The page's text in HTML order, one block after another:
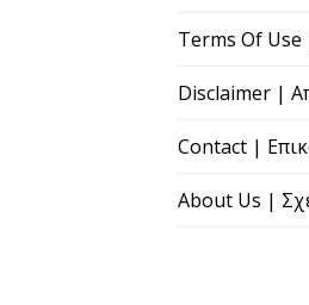
Terms Of
Disclaimer |
Contact |
About Us |